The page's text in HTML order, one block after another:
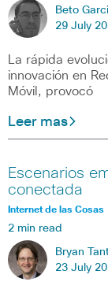
Beto
29 July
La rápida
innovación en
Móvil, provocó
Leer mas
Escenarios
conectada
Internet de las Cosas
2 min read
Bryan
23 July